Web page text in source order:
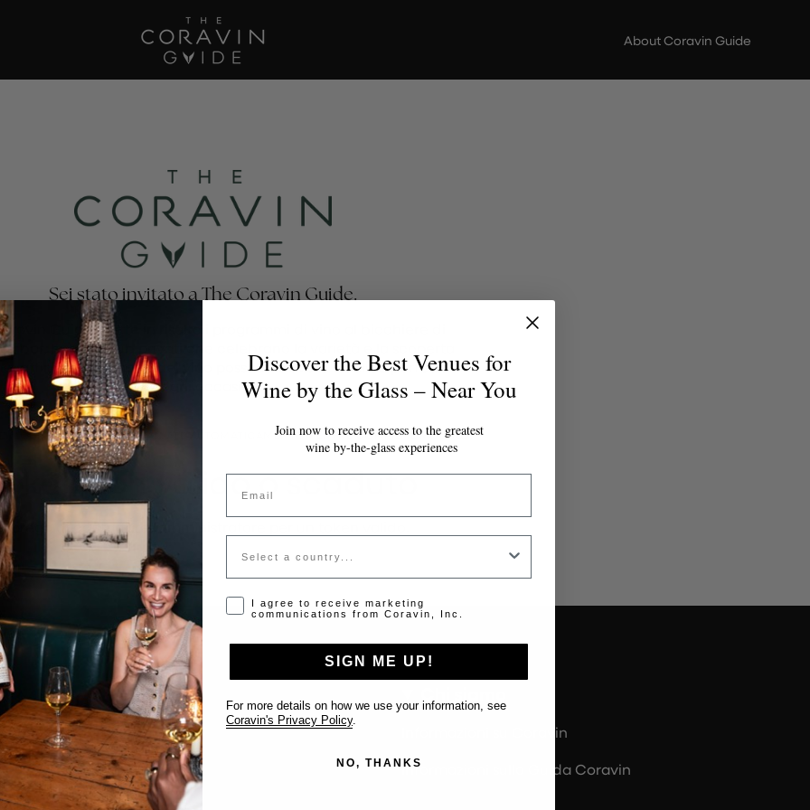
About Coravin Guide
Sei stato invitato a The Coravin Guide.
Guide mette in risalto i programmi di vino al bicchiere di
bar, hotel e club privati che celebrano la varietà e la scoperta
affinché gli amanti del vino possano trovare il calice perfetto
per ogni occasione.
LE MODIFICHE VENGONO SALVATE AUTOMATICAMENTE MENTRE COMPILI IL MODULO.
non valido o scaduto
prega di contattare l'amministratore per un token valido.
Supporto
Contattaci
Inserisci il tuo locale
FAQ’s
Informazioni su Coravin
Informazioni sulla Guida Coravin
Discover the Best Venues for
Wine by the Glass – Near You
Join now to receive access to the greatest
wine by-the-glass experiences
Email
Country
Opt-in disclaimer
I agree to receive marketing
communications from Coravin, Inc.
SIGN ME UP!
For more details on how we use your information, see
Coravin's Privacy Policy
NO, THANKS